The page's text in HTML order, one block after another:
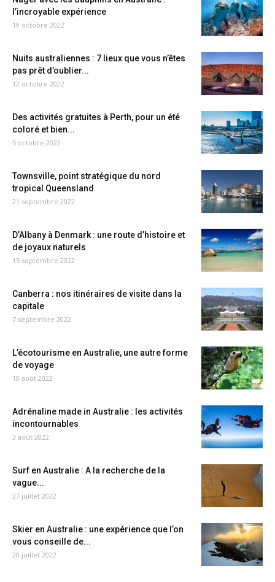
l’incroyable expérience
19 octobre 2022
Nuits australiennes : 7 lieux que vous n’êtes
pas prêt d’oublier...
12 octobre 2022
Des activités gratuites à Perth, pour un été
coloré et bien...
5 octobre 2022
Townsville, point stratégique du nord
tropical Queensland
21 septembre 2022
D’Albany à Denmark : une route d’histoire et
de joyaux naturels
15 septembre 2022
Canberra : nos itinéraires de visite dans la
capitale
7 septembre 2022
L’écotourisme en Australie, une autre forme
de voyage
10 août 2022
Adrénaline made in Australie : les activités
incontournables
3 août 2022
Surf en Australie : A la recherche de la
vague...
27 juillet 2022
Skier en Australie : une expérience que l’on
vous conseille de...
20 juillet 2022